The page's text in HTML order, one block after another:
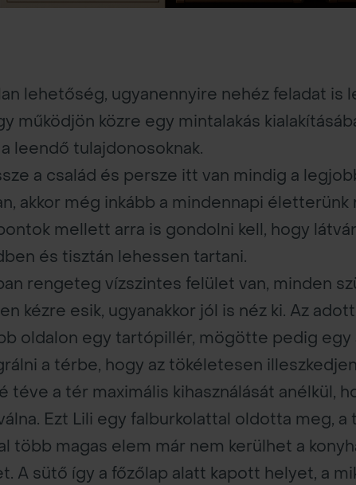
lehetőség, ugyanennyire nehéz feladat
működjön közre egy mintalakás
leendő tulajdonosoknak.
a család és persze itt van mindig a
akkor még inkább a mindennapi életterünk
mellett arra is gondolni kell, hogy
és tisztán lehessen tartani.
rengeteg vízszintes felület van, minden
kézre esik, ugyanakkor jól is néz ki. Az
oldalon egy tartópillér, mögötte pedig egy
a térbe, hogy az tökéletesen
a tér maximális kihasználását anélkül,
Ezt Lili egy falburkolattal oldotta meg, a
több magas elem már nem kerülhet a
A sütő így a főzőlap alatt kapott helyet, a